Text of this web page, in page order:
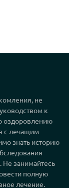
не
к
оздоровлению
с лечащим
знать историю
Не занимайтесь
полную
лечение.